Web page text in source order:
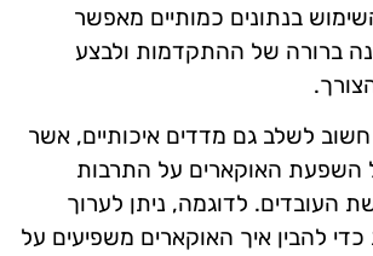
בנתונים כמותיים מאפשר
ברורה של ההתקדמות ולבצע
לשלב גם מדדים איכותיים, אשר
השפעת האוקארים על התרבות
העובדים. לדוגמה, ניתן לערוך
כדי להבין איך האוקארים משפיעים על